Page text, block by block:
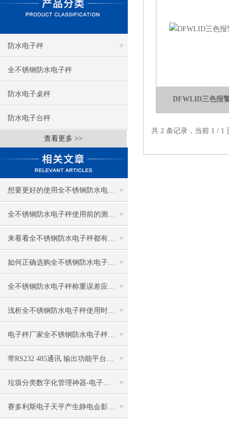
防水电子秤
全不锈钢防水电子秤
防水电子桌秤
防水电子台秤
查看更多 >>
想要更好的使用全不锈钢防水电子秤，这些你应该牢记！
全不锈钢防水电子秤使用前的测试工作别忘记！
来看看全不锈钢防水电子秤都有哪些保护方法
如何正确选购全不锈钢防水电子秤是很重要的
全不锈钢防水电子秤称重误差应该怎样进一步减小呢？
浅析全不锈钢防水电子秤使用时的注意事项和保养
电子秤厂家全不锈钢防水电子秤IW2S1-150FE优惠供应
带RS232 485通讯 输出功能平台地磅秤
垃圾分类数字化管理神器-电子汽车衡
赛多利斯电子天平产生静电会影响称量结果吗？需要怎么消除静电？
DFWLID三色报
共 2 条记录，当前 1 /